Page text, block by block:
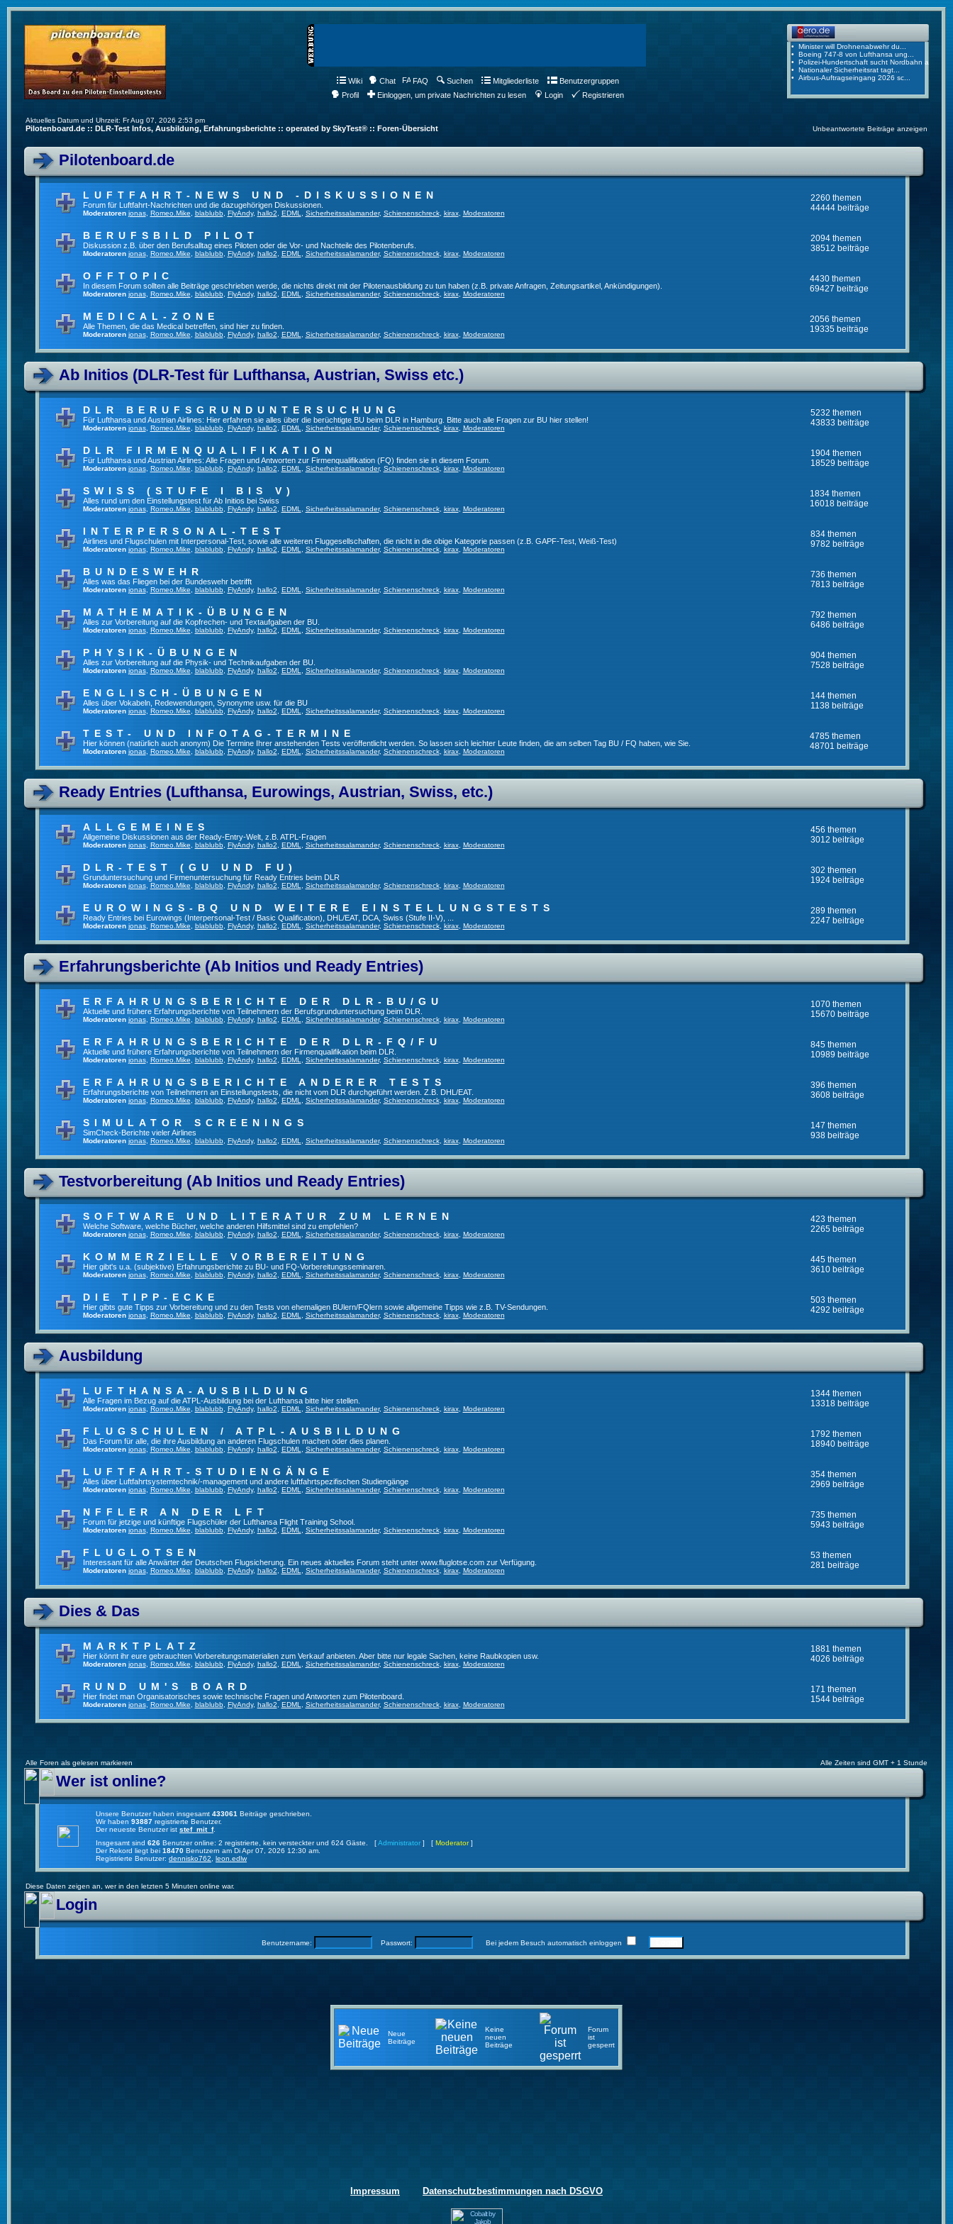
Wiki Chat FAQ Suchen Mitgliederliste
Benutzergruppen
Profil
Einloggen, um private Nachrichten zu lesen Login Registrieren
Aktuelles Datum und Uhrzeit: Fr Aug 07, 2026 2:53 pm
Pilotenboard.de :: DLR-Test Infos, Ausbildung, Erfahrungsberichte :: operated by SkyTest® :: Foren-Übersicht Unbeantwortete Beiträge anzeigen
Pilotenboard.de
LUFTFAHRT-NEWS UND -DISKUSSIONEN
Forum für Luftfahrt-Nachrichten und die dazugehörigen Diskussionen.
Moderatoren jonas, Romeo.Mike blablubb, FlyAndy, hallo2 EDML Sicherheitssalamander, Schienenschreck, kirax, Moderatoren
2260 themen
44444 beiträge
BERUFSBILD PILOT
Diskussion z.B. über den Berufsalltag eines Piloten oder die Vor- und Nachteile des Pilotenberufs.
Moderatoren jonas, Romeo.Mike, blablubb, FlyAndy, hallo2 EDML Sicherheitssalamander, Schienenschreck, kirax, Moderatoren
2094 themen
38512 beiträge
OFFTOPIC
In diesem Forum sollten alle Beiträge geschrieben werde, die nichts direkt mit der Pilotenausbildung zu tun haben (z.B. private Anfragen, Zeitungsartikel, Ankündigungen).
Moderatoren jonas, Romeo.Mike blablubb, FlyAndy, hallo2 EDML Sicherheitssalamander, Schienenschreck, kirax, Moderatoren
4430 themen
69427 beiträge
MEDICAL-ZONE
Alle Themen, die das Medical betreffen, sind hier zu finden.
Moderatoren jonas, Romeo.Mike, blablubb, FlyAndy, hallo2 EDML Sicherheitssalamander, Schienenschreck, kirax, Moderatoren
2056 themen
19335 beiträge
Ab Initios (DLR-Test für Lufthansa, Austrian, Swiss etc.)
DLR BERUFSGRUNDUNTERSUCHUNG
Für Lufthansa und Austrian Airlines: Hier erfahren sie alles über die berüchtigte BU beim DLR in Hamburg. Bitte auch alle Fragen zur BU hier stellen!
Moderatoren jonas, Romeo.Mike blablubb, FlyAndy, hallo2 EDML Sicherheitssalamander, Schienenschreck, kirax, Moderatoren
5232 themen
43833 beiträge
DLR FIRMENQUALIFIKATION
Für Lufthansa und Austrian Airlines: Alle Fragen und Antworten zur Firmenqualifikation (FQ) finden sie in diesem Forum.
Moderatoren jonas, Romeo.Mike, blablubb, FlyAndy, hallo2 EDML Sicherheitssalamander, Schienenschreck, kirax, Moderatoren
1904 themen
18529 beiträge
SWISS (STUFE I BIS V)
Alles rund um den Einstellungstest für Ab Initios bei Swiss
Moderatoren jonas, Romeo.Mike blablubb, FlyAndy, hallo2 EDML Sicherheitssalamander, Schienenschreck, kirax, Moderatoren
1834 themen
16018 beiträge
INTERPERSONAL-TEST
Airlines und Flugschulen mit Interpersonal-Test, sowie alle weiteren Fluggesellschaften, die nicht in die obige Kategorie passen (z.B. GAPF-Test, Weiß-Test)
Moderatoren jonas, Romeo.Mike, blablubb, FlyAndy, hallo2 EDML Sicherheitssalamander, Schienenschreck, kirax, Moderatoren
834 themen
9782 beiträge
BUNDESWEHR
Alles was das Fliegen bei der Bundeswehr betrifft
Moderatoren jonas, Romeo.Mike blablubb, FlyAndy, hallo2 EDML Sicherheitssalamander, Schienenschreck, kirax, Moderatoren
736 themen
7813 beiträge
MATHEMATIK-ÜBUNGEN
Alles zur Vorbereitung auf die Kopfrechen- und Textaufgaben der BU.
Moderatoren jonas, Romeo.Mike, blablubb, FlyAndy, hallo2 EDML Sicherheitssalamander, Schienenschreck, kirax, Moderatoren
792 themen
6486 beiträge
PHYSIK-ÜBUNGEN
Alles zur Vorbereitung auf die Physik- und Technikaufgaben der BU.
Moderatoren jonas, Romeo.Mike blablubb, FlyAndy, hallo2 EDML Sicherheitssalamander, Schienenschreck, kirax, Moderatoren
904 themen
7528 beiträge
ENGLISCH-ÜBUNGEN
Alles über Vokabeln, Redewendungen, Synonyme usw. für die BU
Moderatoren jonas, Romeo.Mike, blablubb, FlyAndy, hallo2 EDML Sicherheitssalamander, Schienenschreck, kirax, Moderatoren
144 themen
1138 beiträge
TEST- UND INFOTAG-TERMINE
Hier können (natürlich auch anonym) Die Termine Ihrer anstehenden Tests veröffentlicht werden. So lassen sich leichter Leute finden, die am selben Tag BU / FQ haben, wie Sie.
Moderatoren jonas, Romeo.Mike blablubb, FlyAndy, hallo2 EDML Sicherheitssalamander, Schienenschreck, kirax, Moderatoren
4785 themen
48701 beiträge
Ready Entries (Lufthansa, Eurowings, Austrian, Swiss, etc.)
ALLGEMEINES
Allgemeine Diskussionen aus der Ready-Entry-Welt, z.B. ATPL-Fragen
Moderatoren jonas, Romeo.Mike blablubb, FlyAndy, hallo2 EDML Sicherheitssalamander, Schienenschreck, kirax, Moderatoren
456 themen
3012 beiträge
DLR-TEST (GU UND FU)
Grunduntersuchung und Firmenuntersuchung für Ready Entries beim DLR
Moderatoren jonas, Romeo.Mike, blablubb, FlyAndy, hallo2 EDML Sicherheitssalamander, Schienenschreck, kirax, Moderatoren
302 themen
1924 beiträge
EUROWINGS-BQ UND WEITERE EINSTELLUNGSTESTS
Ready Entries bei Eurowings (Interpersonal-Test / Basic Qualification), DHL/EAT, DCA, Swiss (Stufe II-V), ...
Moderatoren jonas, Romeo.Mike blablubb, FlyAndy, hallo2 EDML Sicherheitssalamander, Schienenschreck, kirax, Moderatoren
289 themen
2247 beiträge
Erfahrungsberichte (Ab Initios und Ready Entries)
ERFAHRUNGSBERICHTE DER DLR-BU/GU
Aktuelle und frühere Erfahrungsberichte von Teilnehmern der Berufsgrunduntersuchung beim DLR.
Moderatoren jonas, Romeo.Mike blablubb, FlyAndy, hallo2 EDML Sicherheitssalamander, Schienenschreck, kirax, Moderatoren
1070 themen
15670 beiträge
ERFAHRUNGSBERICHTE DER DLR-FQ/FU
Aktuelle und frühere Erfahrungsberichte von Teilnehmern der Firmenqualifikation beim DLR.
Moderatoren jonas, Romeo.Mike, blablubb, FlyAndy, hallo2 EDML Sicherheitssalamander, Schienenschreck, kirax, Moderatoren
845 themen
10989 beiträge
ERFAHRUNGSBERICHTE ANDERER TESTS
Erfahrungsberichte von Teilnehmern an Einstellungstests, die nicht vom DLR durchgeführt werden. Z.B. DHL/EAT.
Moderatoren jonas, Romeo.Mike blablubb, FlyAndy, hallo2 EDML Sicherheitssalamander, Schienenschreck, kirax, Moderatoren
396 themen
3608 beiträge
SIMULATOR SCREENINGS
SimCheck-Berichte vieler Airlines
Moderatoren jonas, Romeo.Mike, blablubb, FlyAndy, hallo2 EDML Sicherheitssalamander, Schienenschreck, kirax, Moderatoren
147 themen
938 beiträge
Testvorbereitung (Ab Initios und Ready Entries)
SOFTWARE UND LITERATUR ZUM LERNEN
Welche Software, welche Bücher, welche anderen Hilfsmittel sind zu empfehlen?
Moderatoren jonas, Romeo.Mike blablubb, FlyAndy, hallo2 EDML Sicherheitssalamander, Schienenschreck, kirax, Moderatoren
423 themen
2265 beiträge
KOMMERZIELLE VORBEREITUNG
Hier gibt's u.a. (subjektive) Erfahrungsberichte zu BU- und FQ-Vorbereitungsseminaren.
Moderatoren jonas, Romeo.Mike, blablubb, FlyAndy, hallo2 EDML Sicherheitssalamander, Schienenschreck, kirax, Moderatoren
445 themen
3610 beiträge
DIE TIPP-ECKE
Hier gibts gute Tipps zur Vorbereitung und zu den Tests von ehemaligen BUlern/FQlern sowie allgemeine Tipps wie z.B. TV-Sendungen.
Moderatoren jonas, Romeo.Mike blablubb, FlyAndy, hallo2 EDML Sicherheitssalamander, Schienenschreck, kirax, Moderatoren
503 themen
4292 beiträge
Ausbildung
LUFTHANSA-AUSBILDUNG
Alle Fragen im Bezug auf die ATPL-Ausbildung bei der Lufthansa bitte hier stellen.
Moderatoren jonas, Romeo.Mike blablubb, FlyAndy, hallo2 EDML Sicherheitssalamander, Schienenschreck, kirax, Moderatoren
1344 themen
13318 beiträge
FLUGSCHULEN / ATPL-AUSBILDUNG
Das Forum für alle, die ihre Ausbildung an anderen Flugschulen machen oder dies planen.
Moderatoren jonas, Romeo.Mike, blablubb, FlyAndy, hallo2 EDML Sicherheitssalamander, Schienenschreck, kirax, Moderatoren
1792 themen
18940 beiträge
LUFTFAHRT-STUDIENGÄNGE
Alles über Luftfahrtsystemtechnik/-management und andere luftfahrtspezifischen Studiengänge
Moderatoren jonas, Romeo.Mike blablubb, FlyAndy, hallo2 EDML Sicherheitssalamander, Schienenschreck, kirax, Moderatoren
354 themen
2969 beiträge
NFFLER AN DER LFT
Forum für jetzige und künftige Flugschüler der Lufthansa Flight Training School.
Moderatoren jonas, Romeo.Mike, blablubb, FlyAndy, hallo2 EDML Sicherheitssalamander, Schienenschreck, kirax, Moderatoren
735 themen
5943 beiträge
FLUGLOTSEN
Interessant für alle Anwärter der Deutschen Flugsicherung. Ein neues aktuelles Forum steht unter www.fluglotse.com zur Verfügung.
Moderatoren jonas, Romeo.Mike blablubb, FlyAndy, hallo2 EDML Sicherheitssalamander, Schienenschreck, kirax, Moderatoren
53 themen
281 beiträge
Dies & Das
MARKTPLATZ
Hier könnt ihr eure gebrauchten Vorbereitungsmaterialien zum Verkauf anbieten. Aber bitte nur legale Sachen, keine Raubkopien usw.
Moderatoren jonas, Romeo.Mike blablubb, FlyAndy, hallo2 EDML Sicherheitssalamander, Schienenschreck, kirax, Moderatoren
1881 themen
4026 beiträge
RUND UM'S BOARD
Hier findet man Organisatorisches sowie technische Fragen und Antworten zum Pilotenboard.
Moderatoren jonas, Romeo.Mike, blablubb, FlyAndy, hallo2 EDML Sicherheitssalamander, Schienenschreck, kirax, Moderatoren
171 themen
1544 beiträge
Alle Foren als gelesen markieren Alle Zeiten sind GMT + 1 Stunde
Wer ist online?
Unsere Benutzer haben insgesamt 433061 Beiträge geschrieben.
Wir haben 93887 registrierte Benutzer.
Der neueste Benutzer ist stef_mit_f.
Insgesamt sind 626 Benutzer online: 2 registrierte, kein versteckter und 624 Gäste. [Administrator ] [ Moderator]
Der Rekord liegt bei 18470 Benutzern am Di Apr 07, 2026 12:30 am.
Registrierte Benutzer: dennisko762 leon.edlw
Diese Daten zeigen an, wer in den letzten 5 Minuten online war.
Login
Benutzername: Passwort: Bei jedem Besuch automatisch einloggen
Neue
Beiträge
Keine
neuen
Beiträge
Forum
ist
gesperrt
Impressum Datenschutzbestimmungen nach DSGVO